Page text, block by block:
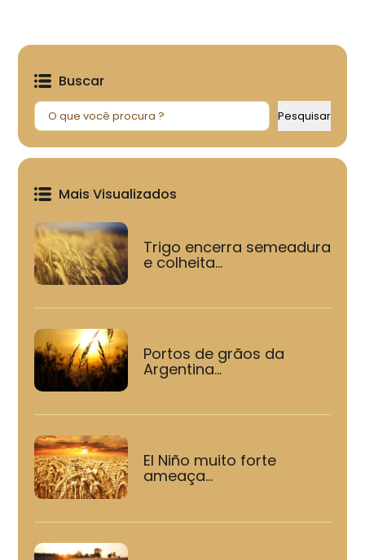
Buscar
Pesquisar Pesquisar
Mais Visualizados
Trigo encerra semeadura
e colheita...
Portos de grãos da
Argentina...
El Niño muito forte
ameaça...